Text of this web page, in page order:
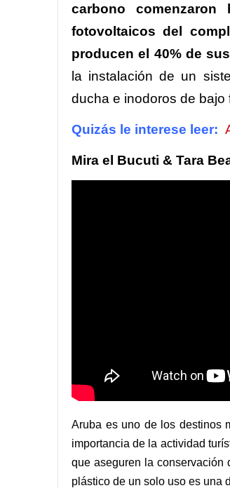
carbono
fotovoltaicos del
producen el 40% de
la instalación de un
ducha e inodoros de
Quizás le interese leer:
Mira el Bucuti & Tara
Aruba es uno de los destinos
importancia de la actividad
que aseguren la conservación
plástico de un solo uso es una